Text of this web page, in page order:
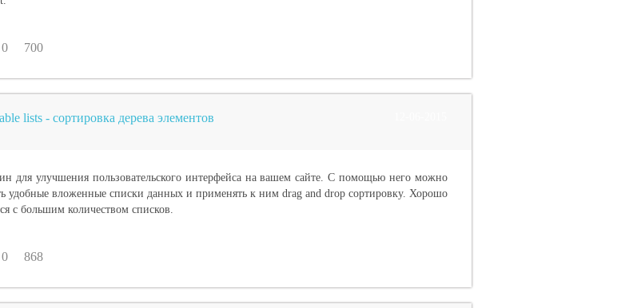
0 700
lists - сортировка дерева элементов
для улучшения пользовательского интерфейса на вашем сайте. С помощью него можно
удобные вложенные списки данных и применять к ним drag and drop сортировку. Хорошо
с большим количеством списков.
0 868